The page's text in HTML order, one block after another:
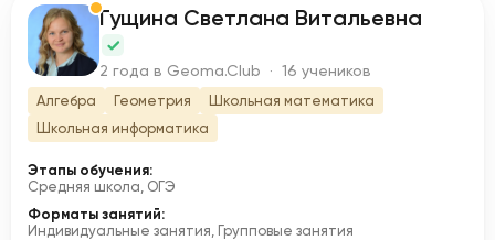
Г Гущина Светлана Витальевна
2 года в Geoma.Club · 16 учеников
Алгебра Геометрия
Школьная математика
Школьная информатика
Этапы обучения:
Средняя школа, ОГЭ
Форматы занятий:
Индивидуальные занятия, Групповые занятия